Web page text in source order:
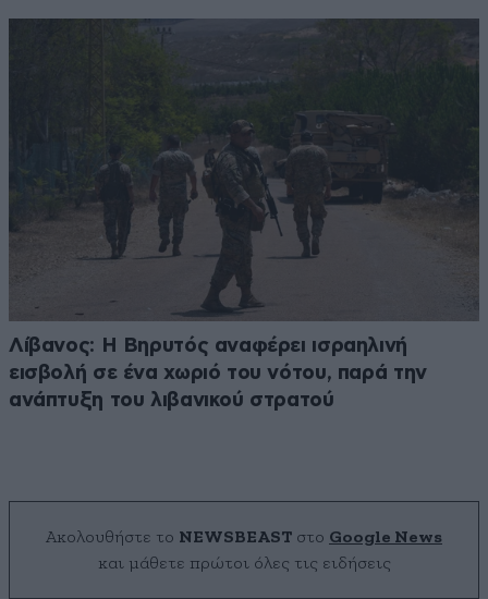
Λίβανος: Η Βηρυτός αναφέρει ισραηλινή
εισβολή σε ένα χωριό του νότου, παρά την
ανάπτυξη του λιβανικού στρατού
Ακολουθήστε το NEWSBEAST στο Google News
και μάθετε πρώτοι όλες τις ειδήσεις